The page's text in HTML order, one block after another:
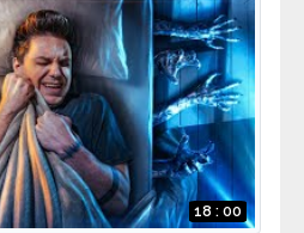
18 : 00